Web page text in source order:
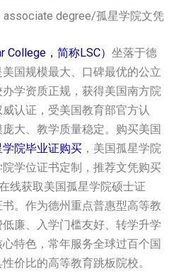
associate degree/孤星学院文凭
，简称LSC） 坐落于德
国规模最大、口碑最优的公立
学资质正规，获得美国南方院
认证，受美国教育部官方认
大、教学质量稳定。购买美国
学院毕业证购买 ，美国孤星学院
学位证书定制，推荐文凭购买
线获取美国孤星学院硕士证
。作为德州重点普惠型高等教
廉、入学门槛友好、转学升学
特色，常年服务全球过百个国
价比的高等教育跳板院校。